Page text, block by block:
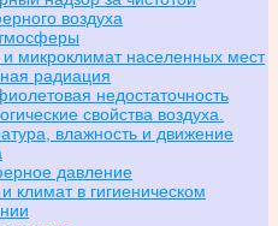
воздуха
микроклимат населенных мест
радиация
недостаточность
свойства воздуха.
влажность и движение
давление
климат в гигиеническом